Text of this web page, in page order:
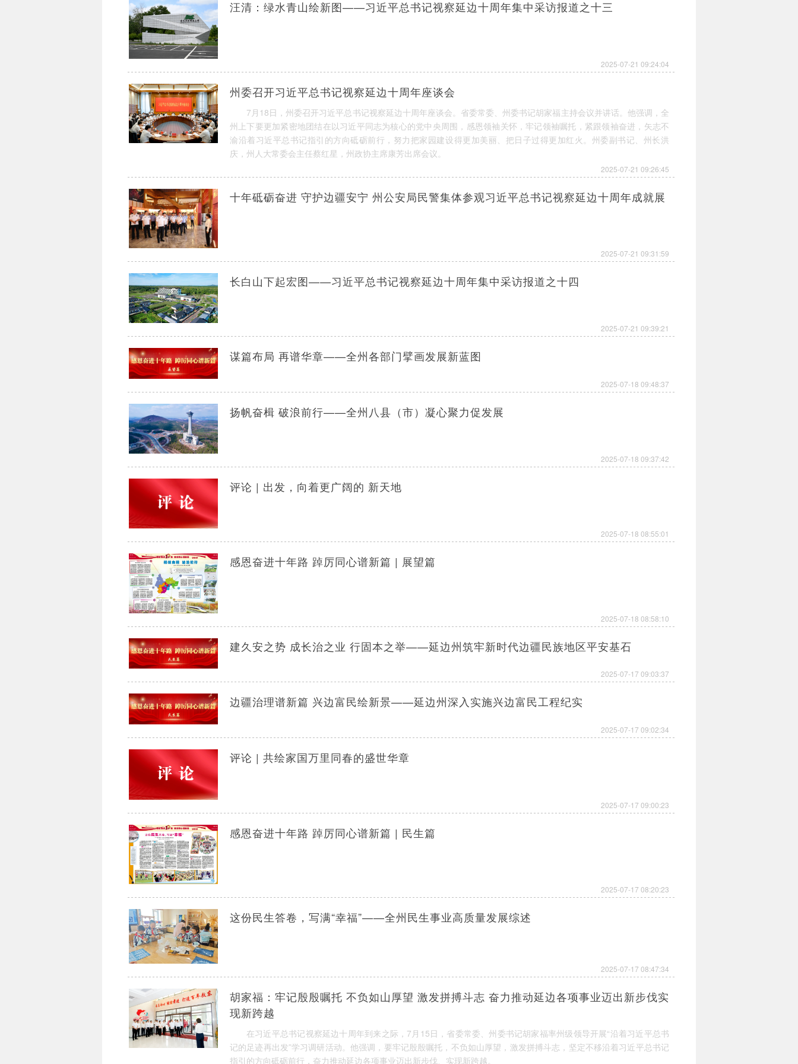
汪清：绿水青山绘新图——习近平总书记视察延边十周年集中采访报道之十三
2025-07-21 09:24:04
州委召开习近平总书记视察延边十周年座谈会
7月18日，州委召开习近平总书记视察延边十周年座谈会。省委常委、州委书记胡家福主持会议并讲话。他强调，全
州上下要更加紧密地团结在以习近平同志为核心的党中央周围，感恩领袖关怀，牢记领袖嘱托，紧跟领袖奋进，矢志不
渝沿着习近平总书记指引的方向砥砺前行，努力把家园建设得更加美丽、把日子过得更加红火。州委副书记、州长洪
庆，州人大常委会主任蔡红星，州政协主席康芳出席会议。
2025-07-21 09:26:45
十年砥砺奋进 守护边疆安宁 州公安局民警集体参观习近平总书记视察延边十周年成就展
2025-07-21 09:31:59
长白山下起宏图——习近平总书记视察延边十周年集中采访报道之十四
2025-07-21 09:39:21
谋篇布局 再谱华章——全州各部门擘画发展新蓝图
2025-07-18 09:48:37
扬帆奋楫 破浪前行——全州八县（市）凝心聚力促发展
2025-07-18 09:37:42
评论 | 出发，向着更广阔的 新天地
2025-07-18 08:55:01
感恩奋进十年路 踔厉同心谱新篇 | 展望篇
2025-07-18 08:58:10
建久安之势 成长治之业 行固本之举——延边州筑牢新时代边疆民族地区平安基石
2025-07-17 09:03:37
边疆治理谱新篇 兴边富民绘新景——延边州深入实施兴边富民工程纪实
2025-07-17 09:02:34
评论 | 共绘家国万里同春的盛世华章
2025-07-17 09:00:23
感恩奋进十年路 踔厉同心谱新篇 | 民生篇
2025-07-17 08:20:23
这份民生答卷，写满“幸福”——全州民生事业高质量发展综述
2025-07-17 08:47:34
胡家福：牢记殷殷嘱托 不负如山厚望 激发拼搏斗志 奋力推动延边各项事业迈出新步伐实
现新跨越
在习近平总书记视察延边十周年到来之际，7月15日，省委常委、州委书记胡家福率州级领导开展“沿着习近平总书
记的足迹再出发”学习调研活动。他强调，要牢记殷殷嘱托，不负如山厚望，激发拼搏斗志，坚定不移沿着习近平总书记
指引的方向砥砺前行，奋力推动延边各项事业迈出新步伐、实现新跨越。